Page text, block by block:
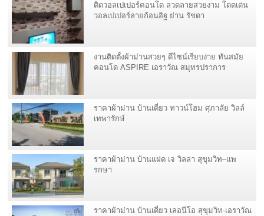
ติดวอลเปเปอร์คอนโด ลวดลายสวยงาม โดดเด่น
วอลเปเปอร์ลายก้อนอิฐ ย่าน รัชดา
งานติดตั้งผ้าม่านสวยๆ ดีไซน์เรียบง่าย ทันสมัย
คอนโด ASPIRE เอราวัณ สมุทรปราการ
ราคาผ้าม่าน บ้านเดี่ยว ทาวน์โฮม ศุภาลัย วิลล์
เทพารักษ์
ราคาผ้าม่าน บ้านแฝด เจ วิลล่า สุขุมวิท–แพ
รกษา
ราคาผ้าม่าน บ้านเดี่ยว เลอนีโอ สุขุมวิท-เอราวัณ